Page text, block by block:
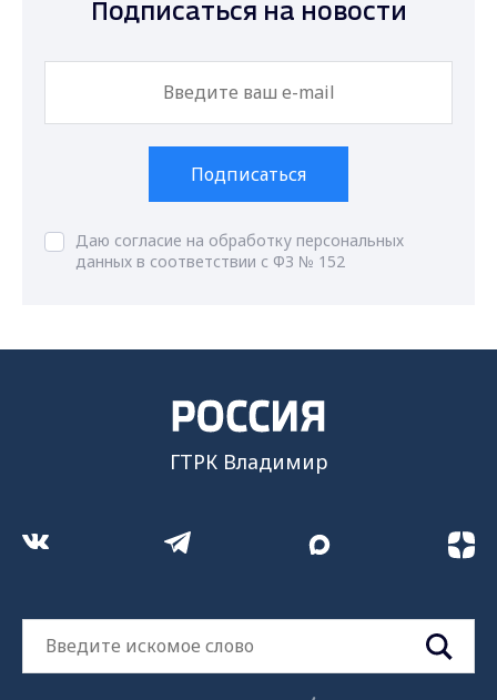
Подписаться на новости
Подписаться
Даю согласие на обработку персональных
данных в соответствии с ФЗ № 152
ГТРК Владимир